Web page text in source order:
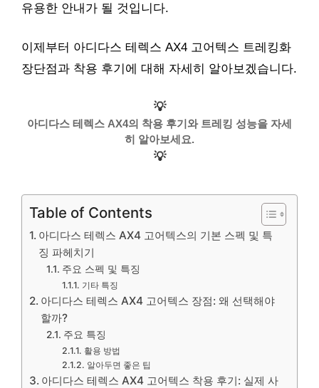
유용한 안내가 될 것입니다.
이제부터 아디다스 테렉스 AX4 고어텍스 트레킹화
장단점과 착용 후기에 대해 자세히 알아보겠습니다.
💡
아디다스 테렉스 AX4의 착용 후기와 트레킹 성능을 자세
히 알아보세요.
💡
Table of Contents
아디다스 테렉스 AX4 고어텍스의 기본 스펙 및 특
징 파헤치기
주요 스펙 및 특징
기타 특징
아디다스 테렉스 AX4 고어텍스 장점: 왜 선택해야
할까?
주요 특징
활용 방법
알아두면 좋은 팁
아디다스 테렉스 AX4 고어텍스 착용 후기: 실제 사